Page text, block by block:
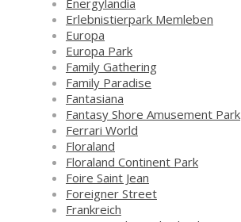
Energylandia
Erlebnistierpark Memleben
Europa
Europa Park
Family Gathering
Family Paradise
Fantasiana
Fantasy Shore Amusement Park
Ferrari World
Floraland
Floraland Continent Park
Foire Saint Jean
Foreigner Street
Frankreich